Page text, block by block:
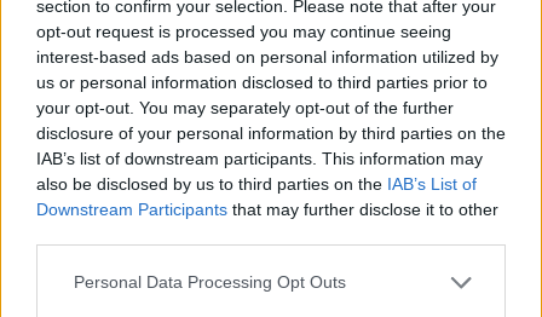
section to confirm your selection. Please note that after your
opt-out request is processed you may continue seeing
interest-based ads based on personal information utilized by
us or personal information disclosed to third parties prior to
your opt-out. You may separately opt-out of the further
disclosure of your personal information by third parties on the
IAB’s list of downstream participants. This information may
also be disclosed by us to third parties on the IAB’s List of
Downstream Participants that may further disclose it to other
Personal Data Processing Opt Outs
számíthatnak idén a fesztiválozók
A szervezők szerint a Sziget akár teljesen saját
energiaellátással is működhet egy esetleges hálózati
zavar esetén.